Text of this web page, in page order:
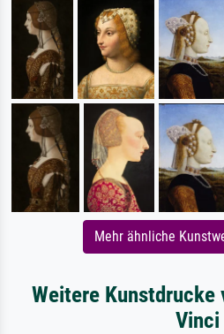
Mehr ähnliche
Weitere Kunstdrucke
Vinci